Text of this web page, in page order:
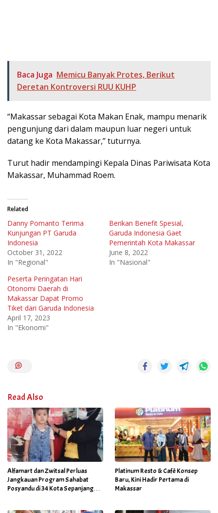
Baca Juga Memicu Banyak Protes, Berikut
Deretan Kontroversi RUU KUHP
“Makassar sebagai Kota Makan Enak, mampu menarik
pengunjung dari dalam maupun luar negeri untuk
datang ke Kota Makassar,” tuturnya.
Turut hadir mendampingi Kepala Dinas Pariwisata Kota
Makassar, Muhammad Roem.
Related
Danny Pomanto Terima
Kunjungan PT Garuda
Indonesia
October 31, 2022
In "Regional"
Berikan Benefit Spesial,
Garuda Indonesia Gaet
Pemerintah Kota Makassar
June 8, 2022
In "Nasional"
Peserta Peringatan Hari
Otonomi Daerah di
Makassar Dapat Promo
Tiket dari Garuda Indonesia
April 17, 2023
In "Ekonomi"
Read Also
Alfamart dan Zwitsal Perluas
Jangkauan Program Sahabat
Posyandu di 34 Kota Sepanjang
Platinum Resto & Café Konsep
Baru, Kini Hadir Pertama di
Makassar